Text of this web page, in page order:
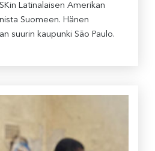
Latinalaisen Amerikan
Suomeen. Hänen
suurin kaupunki São Paulo.